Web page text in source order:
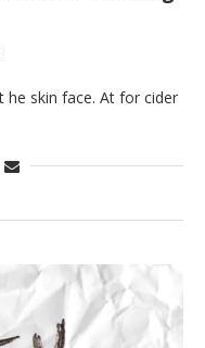
he skin face. At for cider